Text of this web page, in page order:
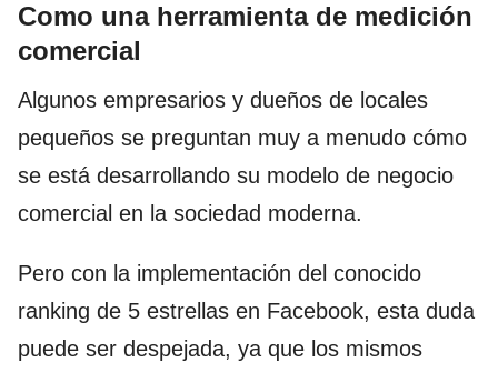
Como una herramienta de medición
comercial
Algunos empresarios y dueños de locales
pequeños se preguntan muy a menudo cómo
se está desarrollando su modelo de negocio
comercial en la sociedad moderna.
Pero con la implementación del conocido
ranking de 5 estrellas en Facebook, esta duda
puede ser despejada, ya que los mismos